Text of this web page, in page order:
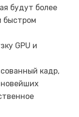
будут более
быстром
GPU и
кадр,